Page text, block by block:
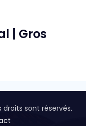
| Gros
droits sont réservés.